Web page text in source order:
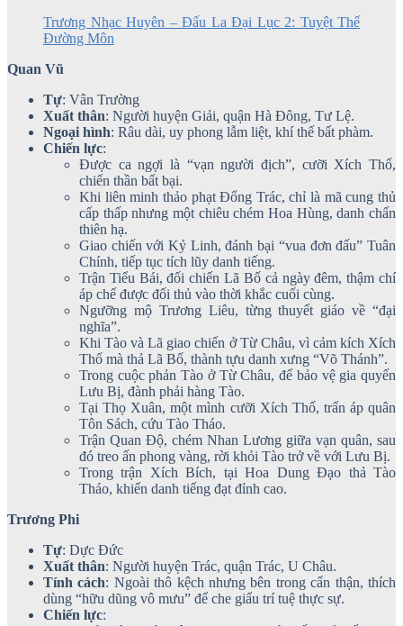
Trương Nhạc Huyên – Đấu La Đại Lục 2: Tuyệt Thế
Đường Môn
Quan Vũ
Tự: Vân Trường
Xuất thân: Người huyện Giải, quận Hà Đông, Tư Lệ.
Ngoại hình: Râu dài, uy phong lẫm liệt, khí thế bất phàm.
Chiến lực:
Được ca ngợi là “vạn người địch”, cưỡi Xích Thố,
chiến thần bất bại.
Khi liên minh thảo phạt Đổng Trác, chỉ là mã cung thủ
cấp thấp nhưng một chiêu chém Hoa Hùng, danh chấn
thiên hạ.
Giao chiến với Kỷ Linh, đánh bại “vua đơn đấu” Tuân
Chính, tiếp tục tích lũy danh tiếng.
Trận Tiểu Bái, đối chiến Lã Bố cả ngày đêm, thậm chí
áp chế được đối thủ vào thời khắc cuối cùng.
Ngưỡng mộ Trương Liêu, từng thuyết giáo về “đại
nghĩa”.
Khi Tào và Lã giao chiến ở Từ Châu, vì cảm kích Xích
Thố mà thả Lã Bố, thành tựu danh xưng “Võ Thánh”.
Trong cuộc phản Tào ở Từ Châu, để bảo vệ gia quyến
Lưu Bị, đành phải hàng Tào.
Tại Thọ Xuân, một mình cưỡi Xích Thố, trấn áp quân
Tôn Sách, cứu Tào Tháo.
Trận Quan Độ, chém Nhan Lương giữa vạn quân, sau
đó treo ấn phong vàng, rời khỏi Tào trở về với Lưu Bị.
Trong trận Xích Bích, tại Hoa Dung Đạo thả Tào
Tháo, khiến danh tiếng đạt đỉnh cao.
Trương Phi
Tự: Dực Đức
Xuất thân: Người huyện Trác, quận Trác, U Châu.
Tính cách: Ngoài thô kệch nhưng bên trong cẩn thận, thích
dùng “hữu dũng vô mưu” để che giấu trí tuệ thực sự.
Chiến lực: